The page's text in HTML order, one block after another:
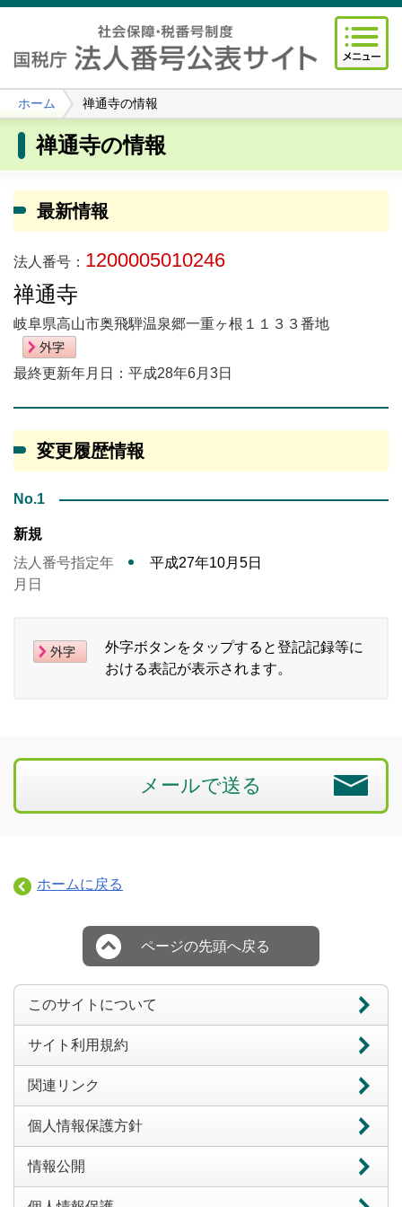
ホーム 禅通寺の情報
禅通寺の情報
最新情報
法人番号： 1200005010246
禅通寺
岐阜県高山市奥飛騨温泉郷一重ヶ根１１３３番地
最終更新年月日：平成28年6月3日
変更履歴情報
No.1
新規
法人番号指定年
月日
平成27年10月5日
外字ボタンをタップすると登記記録等に
おける表記が表示されます。
メールで送る
ホームに戻る
ページの先頭へ戻る
このサイトについて
サイト利用規約
関連リンク
個人情報保護方針
情報公開